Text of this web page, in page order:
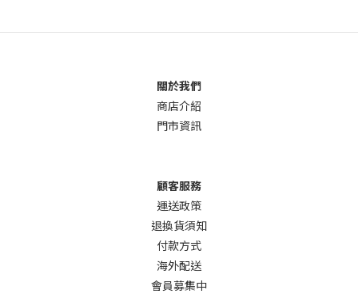
關於我們
商店介紹
門市資訊
顧客服務
運送政策
退換貨須知
付款方式
海外配送
會員募集中